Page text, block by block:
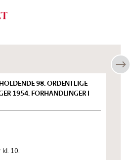
98. ORDENTLIGE
1954. FORHANDLINGER I
10.